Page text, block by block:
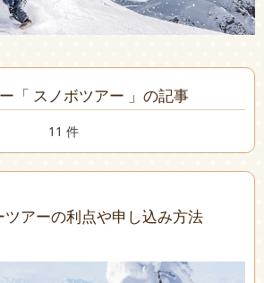
「 スノボツアー 」の記事
11 件
ツアーの利点や申し込み方法